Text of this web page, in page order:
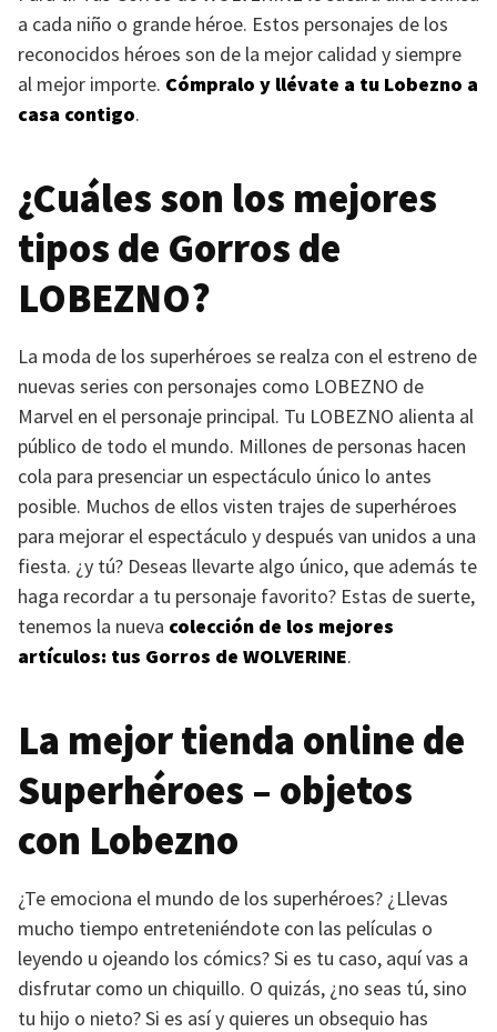
a cada niño o grande héroe. Estos personajes de los
reconocidos héroes son de la mejor calidad y siempre
al mejor importe. Cómpralo y llévate a tu Lobezno a
casa contigo.
¿Cuáles son los mejores
tipos de Gorros de
LOBEZNO?
La moda de los superhéroes se realza con el estreno de
nuevas series con personajes como LOBEZNO de
Marvel en el personaje principal. Tu LOBEZNO alienta al
público de todo el mundo. Millones de personas hacen
cola para presenciar un espectáculo único lo antes
posible. Muchos de ellos visten trajes de superhéroes
para mejorar el espectáculo y después van unidos a una
fiesta. ¿y tú? Deseas llevarte algo único, que además te
haga recordar a tu personaje favorito? Estas de suerte,
tenemos la nueva colección de los mejores
artículos: tus Gorros de WOLVERINE.
La mejor tienda online de
Superhéroes – objetos
con Lobezno
¿Te emociona el mundo de los superhéroes? ¿Llevas
mucho tiempo entreteniéndote con las películas o
leyendo u ojeando los cómics? Si es tu caso, aquí vas a
disfrutar como un chiquillo. O quizás, ¿no seas tú, sino
tu hijo o nieto? Si es así y quieres un obsequio has